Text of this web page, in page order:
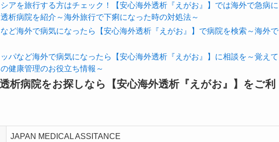
アを旅行する方はチェック！【安心海外透析『えがお』】では海外で急病に
析病院を紹介～海外旅行で下痢になった時の対処法～
ど海外で病気になったら【安心海外透析『えがお』】で病院を検索～海外で
パなど海外で病気になったら【安心海外透析『えがお』】に相談を～覚えて
健康管理のお役立ち情報～
析病院をお探しなら【安心海外透析『えがお』】をご利
JAPAN MEDICAL ASSITANCE